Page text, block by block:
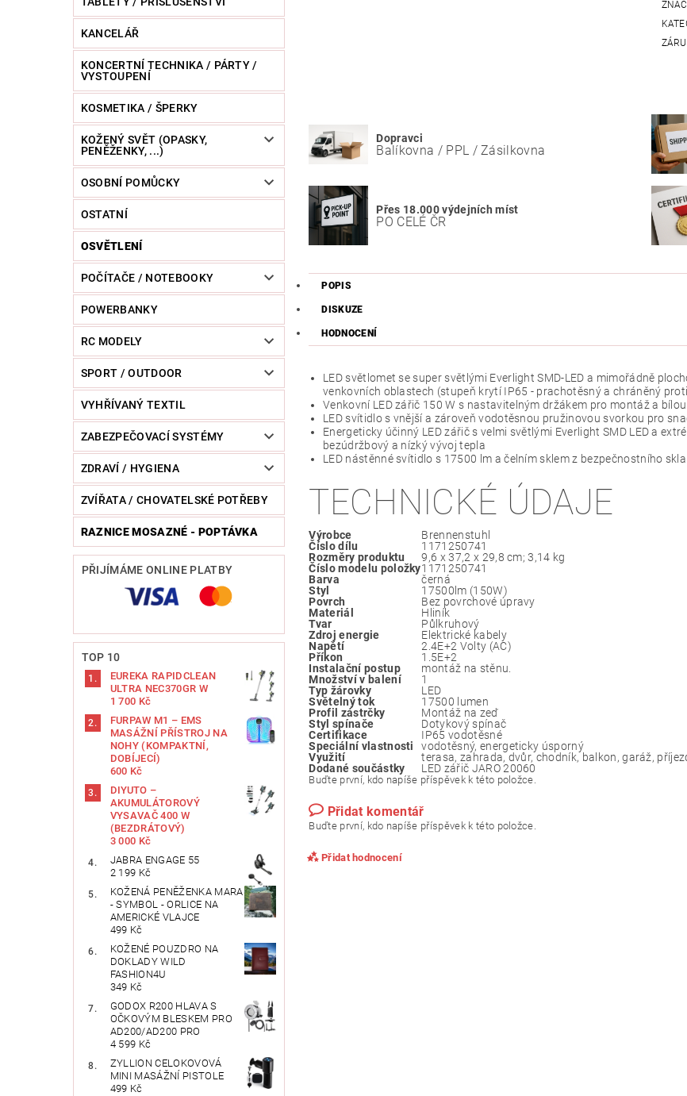
KANCELÁŘ
KONCERTNÍ TECHNIKA / PÁRTY /
VYSTOUPENÍ
KOSMETIKA / ŠPERKY
KOŽENÝ SVĚT (OPASKY,
PENĚŽENKY, ...)
OSOBNÍ POMŮCKY
OSTATNÍ
OSVĚTLENÍ
POČÍTAČE / NOTEBOOKY
POWERBANKY
RC MODELY
SPORT / OUTDOOR
VYHŘÍVANÝ TEXTIL
ZABEZPEČOVACÍ SYSTÉMY
ZDRAVÍ / HYGIENA
ZVÍŘATA / CHOVATELSKÉ POTŘEBY
RAZNICE MOSAZNÉ - POPTÁVKA
PŘIJÍMÁME ONLINE PLATBY
TOP 10
EUREKA RAPIDCLEAN
ULTRA NEC370GR W
1 700 Kč
FURPAW M1 – EMS
MASÁŽNÍ PŘÍSTROJ NA
NOHY (KOMPAKTNÍ,
DOBÍJECÍ)
600 Kč
DIYUTO –
AKUMULÁTOROVÝ
VYSAVAČ 400 W
(BEZDRÁTOVÝ)
3 000 Kč
JABRA ENGAGE 55
2 199 Kč
KOŽENÁ PENĚŽENKA MARA
- SYMBOL - ORLICE NA
AMERICKÉ VLAJCE
499 Kč
KOŽENÉ POUZDRO NA
DOKLADY WILD
FASHION4U
349 Kč
GODOX R200 HLAVA S
OČKOVÝM BLESKEM PRO
AD200/AD200 PRO
4 599 Kč
ZYLLION CELOKOVOVÁ
MINI MASÁŽNÍ PISTOLE
499 Kč
Dopravci
Balíkovna / PPL / Zásilkovna
Přes 18.000 výdejních míst
PO CELÉ ČR
POPIS
DISKUZE
HODNOCENÍ
LED světlomet se super světlými Everlight SMD-LED a mimořádně
venkovních oblastech (stupeň krytí IP65 - prachotěsný a chráněný
Venkovní LED zářič 150 W s nastavitelným držákem pro montáž a
LED svítidlo s vnější a zároveň vodotěsnou pružinovou svorkou pro
Energeticky účinný LED zářič s velmi světlými Everlight SMD LED a
bezúdržbový a nízký vývoj tepla
LED nástěnné svítidlo s 17500 lm a čelním sklem z bezpečnostního
TECHNICKÉ ÚDAJE
Výrobce
‎Brennenstuhl
Číslo dílu
‎1171250741
Rozměry produktu
‎9,6 x 37,2 x 29,8 cm; 3,14 kg
Číslo modelu položky‎1171250741
Barva
‎černá
Styl
‎17500lm (150W)
Povrch
‎Bez povrchové úpravy
Materiál
‎Hliník
Tvar
‎Půlkruhový
Zdroj energie
‎Elektrické kabely
Napětí
‎2.4E+2 Volty (AC)
Příkon
‎1.5E+2
Instalační postup
‎montáž na stěnu.
Množství v balení
‎1
Typ žárovky
‎LED
Světelný tok
‎17500 lumen
Profil zástrčky
‎Montáž na zeď
Styl spínače
‎Dotykový spínač
Certifikace
‎IP65 vodotěsné
Speciální vlastnosti
‎vodotěsný, energeticky úsporný
Využití
‎terasa, zahrada, dvůr, chodník, balkon, garáž,
Dodané součástky
‎LED zářič JARO 20060
Buďte první, kdo napíše příspěvek k této položce.
Přidat komentář
Buďte první, kdo napíše příspěvek k této položce.
Přidat hodnocení